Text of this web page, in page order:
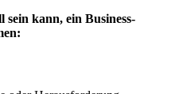
sein kann, ein Business-